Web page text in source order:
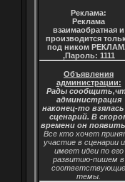
Реклама:
Реклама
взаимаобратная и
производится
под ником
,Пароль: 1111
Объявления
администрации:
Рады
администрация
наконец-то взялась
сценарий. В
времени он
Все кто хочет
участие в сценарии
имеет идеи по его
развитию-пишем в
соответствующие
темы.